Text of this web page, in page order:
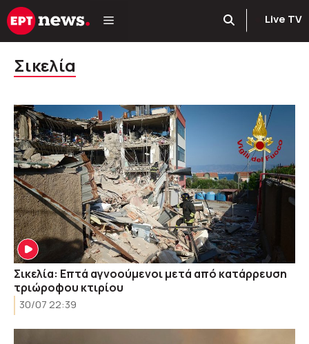
Μετάβαση
σε
Live TV
Σικελία
Σικελία: Επτά αγνοούμενοι μετά από κατάρρευση
τριώροφου κτιρίου
30/07 22:39